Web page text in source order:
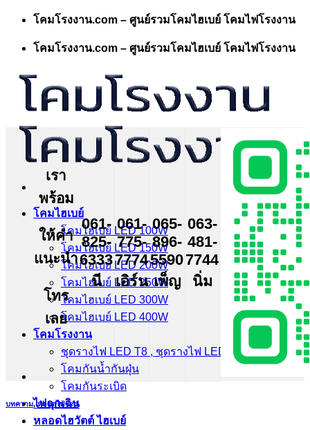
Skip
content
โคมโรงงาน.com – ศูนย์รวมโคมไฮเบย์ โคมไฟโรงงาน
โคมโรงงาน.com – ศูนย์รวมโคมไฮเบย์ โคมไฟโรงงาน
โคมไฮเบย์
โคมไฮเบย์ LED 100W
โคมไฮเบย์ LED 150W
โคมไฮเบย์ LED 200W
โคมไฮเบย์ LED 250W
โคมไฮเบย์ LED 300W
โคมไฮเบย์ LED 400W
โคมโรงงาน
ชุดรางไฟ LED T8 , ชุดรางไฟ LED T5
โคมกันน้ำกันฝุ่น
โคมกันระเบิด
ไฟฉุกเฉิน
หลอดไฮวัตต์ ไฮเบย์
เรา
พร้อม
ให้คำ
แนะนำ
โทร
เลย
061-
825-
6333
นี
061-
775-
7774
เอิร์น
065-
896-
5590
เพ็ญ
063-
481-
7744
นิ่ม
บทความ,หลอดไฟ led